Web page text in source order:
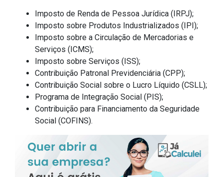
Imposto de Renda de Pessoa Jurídica (IRPJ);
Imposto sobre Produtos Industrializados (IPI);
Imposto sobre a Circulação de Mercadorias e
Serviços (ICMS);
Imposto sobre Serviços (ISS);
Contribuição Patronal Previdenciária (CPP);
Contribuição Social sobre o Lucro Líquido (CSLL);
Programa de Integração Social (PIS);
Contribuição para Financiamento da Seguridade
Social (COFINS).